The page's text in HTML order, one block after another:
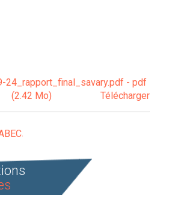
24_rapport_final_savary.pdf - pdf
(2.42 Mo)
Télécharger